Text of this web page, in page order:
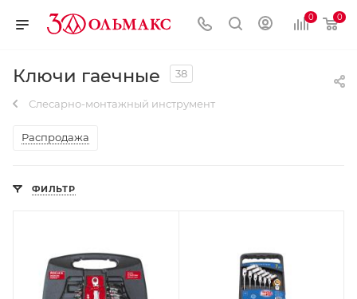
0 0
Ключи гаечные 38
Слесарно-монтажный инструмент
Распродажа
ФИЛЬТР